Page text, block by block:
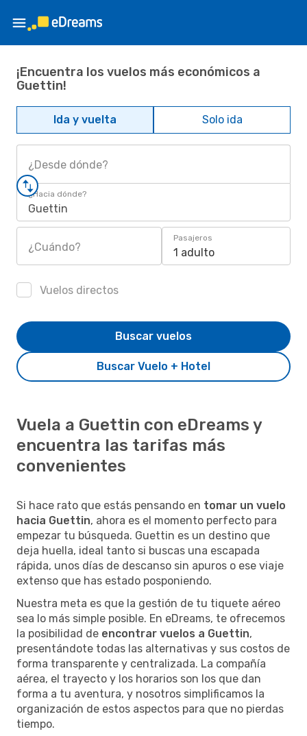
¡Encuentra los vuelos más económicos a
Guettin!
Ida y vuelta Solo ida
¿Desde dónde?
¿Hacia dónde?
Guettin
¿Cuándo?
Pasajeros
1 adulto
Vuelos directos
Buscar Vuelo + Hotel
Buscar vuelos
Vuela a Guettin con eDreams y
encuentra las tarifas más
convenientes
Si hace rato que estás pensando en tomar un vuelo
hacia Guettin, ahora es el momento perfecto para
empezar tu búsqueda. Guettin es un destino que
deja huella, ideal tanto si buscas una escapada
rápida, unos días de descanso sin apuros o ese viaje
extenso que has estado posponiendo.
Nuestra meta es que la gestión de tu tiquete aéreo
sea lo más simple posible. En eDreams, te ofrecemos
la posibilidad de encontrar vuelos a Guettin,
presentándote todas las alternativas y sus costos de
forma transparente y centralizada. La compañía
aérea, el trayecto y los horarios son los que dan
forma a tu aventura, y nosotros simplificamos la
organización de estos aspectos para que no pierdas
tiempo.